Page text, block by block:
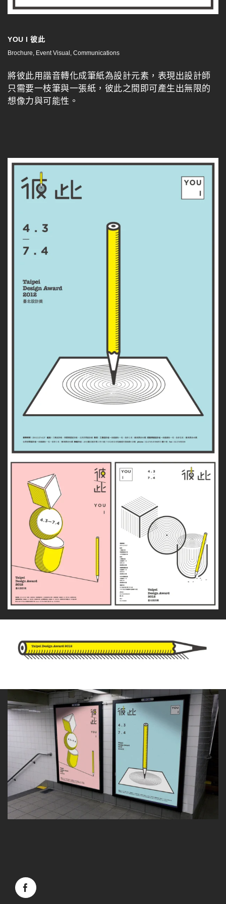
YOU I 彼此
Brochure, Event Visual, Communications
將彼此用諧音轉化成筆紙為設計元素，表現出設計師
只需要一枝筆與一張紙，彼此之間即可產生出無限的
想像力與可能性。
Facebook